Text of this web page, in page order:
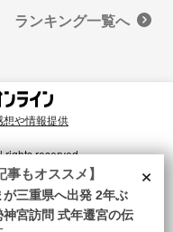
ランキング一覧へ
や情報提供
rights reserved.
したコンテンツや広告配信を提供する
シーポリシー をご確認ください。×
事もオススメ】
が三重県へ出発 2年ぶ
神宮訪問 式年遷宮の伝